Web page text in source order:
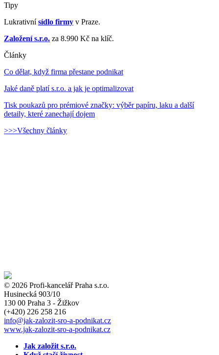
Tipy
Lukrativnísídlo firmy v Praze.
Založení s.r.o. za 8.990 Kč na klíč.
Články
Co dělat, když firma přestane podnikat
Jaké daně platí s.r.o. a jak je optimalizovat
Tisk poukazů pro prémiové značky: výběr papíru, laku a další
detaily, které zanechají dojem
>>>Všechny články
© 2026 Profi-kancelář Praha s.r.o.
Husinecká 903/10
130 00 Praha 3 - Žižkov
(+420) 226 258 216
info@jak-zalozit-sro-a-podnikat.cz
www.jak-zalozit-sro-a-podnikat.cz
Jak založit s.r.o.